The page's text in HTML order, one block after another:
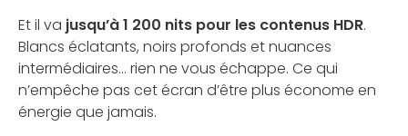
Et il va jusqu’à 1 200 nits pour les contenus HDR.
Blancs éclatants, noirs profonds et nuances
intermédiaires… rien ne vous échappe. Ce qui
n’empêche pas cet écran d’être plus économe en
énergie que jamais.